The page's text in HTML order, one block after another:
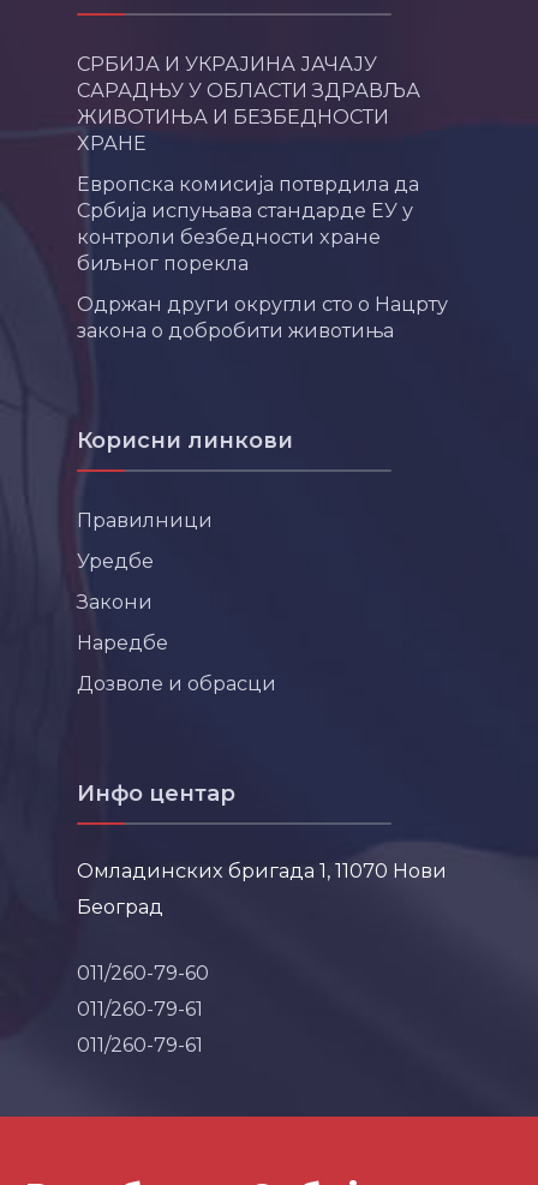
СРБИЈА И УКРАЈИНА ЈАЧАЈУ
САРАДЊУ У ОБЛАСТИ ЗДРАВЉА
ЖИВОТИЊА И БЕЗБЕДНОСТИ
ХРАНЕ
Европска комисија потврдила да
Србија испуњава стандарде ЕУ у
контроли безбедности хране
биљног порекла
Одржан други округли сто о Нацрту
закона о добробити животиња
Корисни линкови
Правилници
Уредбе
Закони
Наредбе
Дозволе и обрасци
Инфо центар
Омладинских бригада 1, 11070 Нови
Београд
011/260-79-60
011/260-79-61
011/260-79-61